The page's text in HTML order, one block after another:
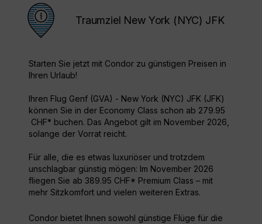
Traumziel New York (NYC) JFK
Starten Sie jetzt mit Condor zu günstigen Preisen in
Ihren Urlaub!
Ihren Flug Genf (GVA) - New York (NYC) JFK (JFK)
können Sie in der Economy Class schon ab 279.95
CHF* buchen. Das Angebot gilt im November 2026,
solange der Vorrat reicht.
Für alle, die es etwas luxuriöser und trotzdem
unschlagbar günstig mögen: Im November 2026
fliegen Sie ab 389.95 CHF* Premium Class – mit
mehr Sitzkomfort und vielen weiteren Extras.
Condor bietet Ihnen sowohl günstige Flüge für die